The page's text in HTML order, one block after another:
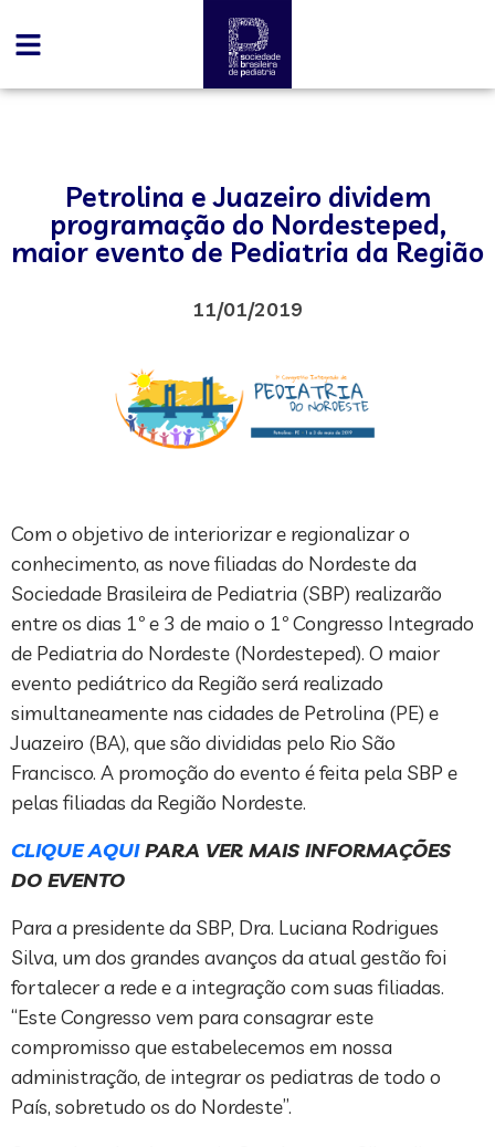
Petrolina e Juazeiro dividem
programação do Nordesteped,
maior evento de Pediatria da Região
11/01/2019
Com o objetivo de interiorizar e regionalizar o
conhecimento, as nove filiadas do Nordeste da
Sociedade Brasileira de Pediatria (SBP) realizarão
entre os dias 1º e 3 de maio o 1º Congresso Integrado
de Pediatria do Nordeste (Nordesteped). O maior
evento pediátrico da Região será realizado
simultaneamente nas cidades de Petrolina (PE) e
Juazeiro (BA), que são divididas pelo Rio São
Francisco. A promoção do evento é feita pela SBP e
pelas filiadas da Região Nordeste.
CLIQUE AQUIPARA VER MAIS INFORMAÇÕES
DO EVENTO
Para a presidente da SBP, Dra. Luciana Rodrigues
Silva, um dos grandes avanços da atual gestão foi
fortalecer a rede e a integração com suas filiadas.
“Este Congresso vem para consagrar este
compromisso que estabelecemos em nossa
administração, de integrar os pediatras de todo o
País, sobretudo os do Nordeste”.